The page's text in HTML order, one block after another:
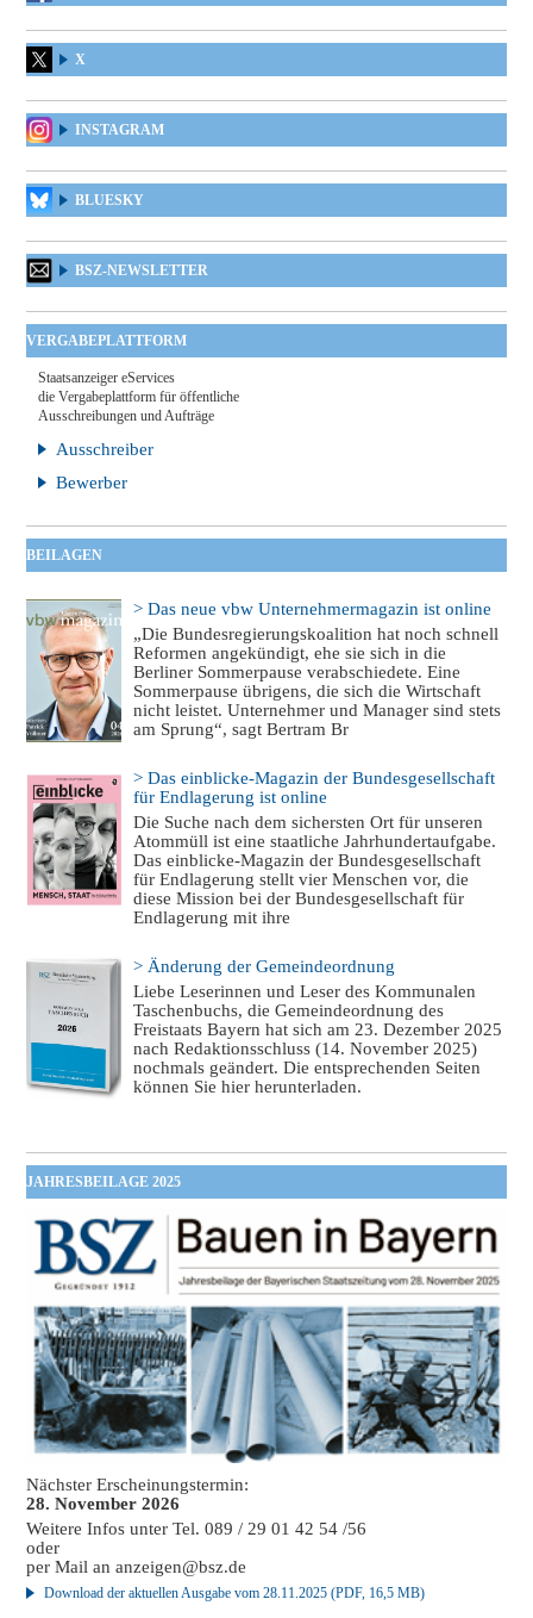
X
INSTAGRAM
BLUESKY
BSZ-NEWSLETTER
VERGABEPLATTFORM
Staatsanzeiger eServices
die Vergabeplattform für öffentliche
Ausschreibungen und Aufträge
Ausschreiber
Bewerber
BEILAGEN
> Das neue vbw Unternehmermagazin ist online
„Die Bundesregierungskoalition hat noch schnell
Reformen angekündigt, ehe sie sich in die
Berliner Sommerpause verabschiedete. Eine
Sommerpause übrigens, die sich die Wirtschaft
nicht leistet. Unternehmer und Manager sind stets
am Sprung“, sagt Bertram Br
> Das einblicke-Magazin der Bundesgesellschaft
für Endlagerung ist online
Die Suche nach dem sichersten Ort für unseren
Atommüll ist eine staatliche Jahrhundertaufgabe.
Das einblicke-Magazin der Bundesgesellschaft
für Endlagerung stellt vier Menschen vor, die
diese Mission bei der Bundesgesellschaft für
Endlagerung mit ihre
> Änderung der Gemeindeordnung
Liebe Leserinnen und Leser des Kommunalen
Taschenbuchs, die Gemeindeordnung des
Freistaats Bayern hat sich am 23. Dezember 2025
nach Redaktionsschluss (14. November 2025)
nochmals geändert. Die entsprechenden Seiten
können Sie hier herunterladen.
JAHRESBEILAGE 2025
Nächster Erscheinungstermin:
28. November 2026
Weitere Infos unter Tel. 089 / 29 01 42 54 /56
oder
per Mail ananzeigen@bsz.de
Download der aktuellen Ausgabe vom 28.11.2025 (PDF, 16,5 MB)